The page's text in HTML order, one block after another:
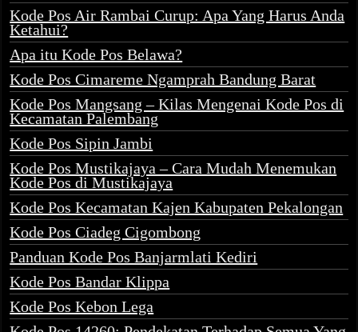
Kode Pos Air Rambai Curup: Apa Yang Harus Anda
Ketahui?
Apa itu Kode Pos Belawa?
Kode Pos Cimareme Ngamprah Bandung Barat
Kode Pos Mangsang – Kilas Mengenai Kode Pos di
Kecamatan Palembang
Kode Pos Sipin Jambi
Kode Pos Mustikajaya – Cara Mudah Menemukan
Kode Pos di Mustikajaya
Kode Pos Kecamatan Kajen Kabupaten Pekalongan
Kode Pos Ciadeg Cigombong
Panduan Kode Pos Banjarmlati Kediri
Kode Pos Bandar Klippa
Kode Pos Kebon Lega